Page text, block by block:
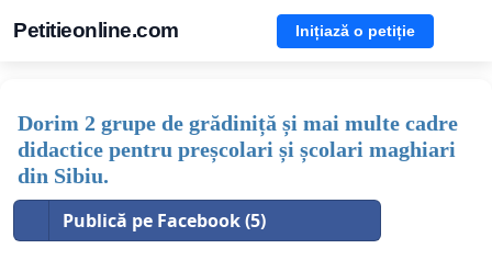
Petitieonline.com Inițiază o petiție
Dorim 2 grupe de grădiniță și mai multe cadre
didactice pentru preșcolari și școlari maghiari
din Sibiu.
Publică pe Facebook (5)